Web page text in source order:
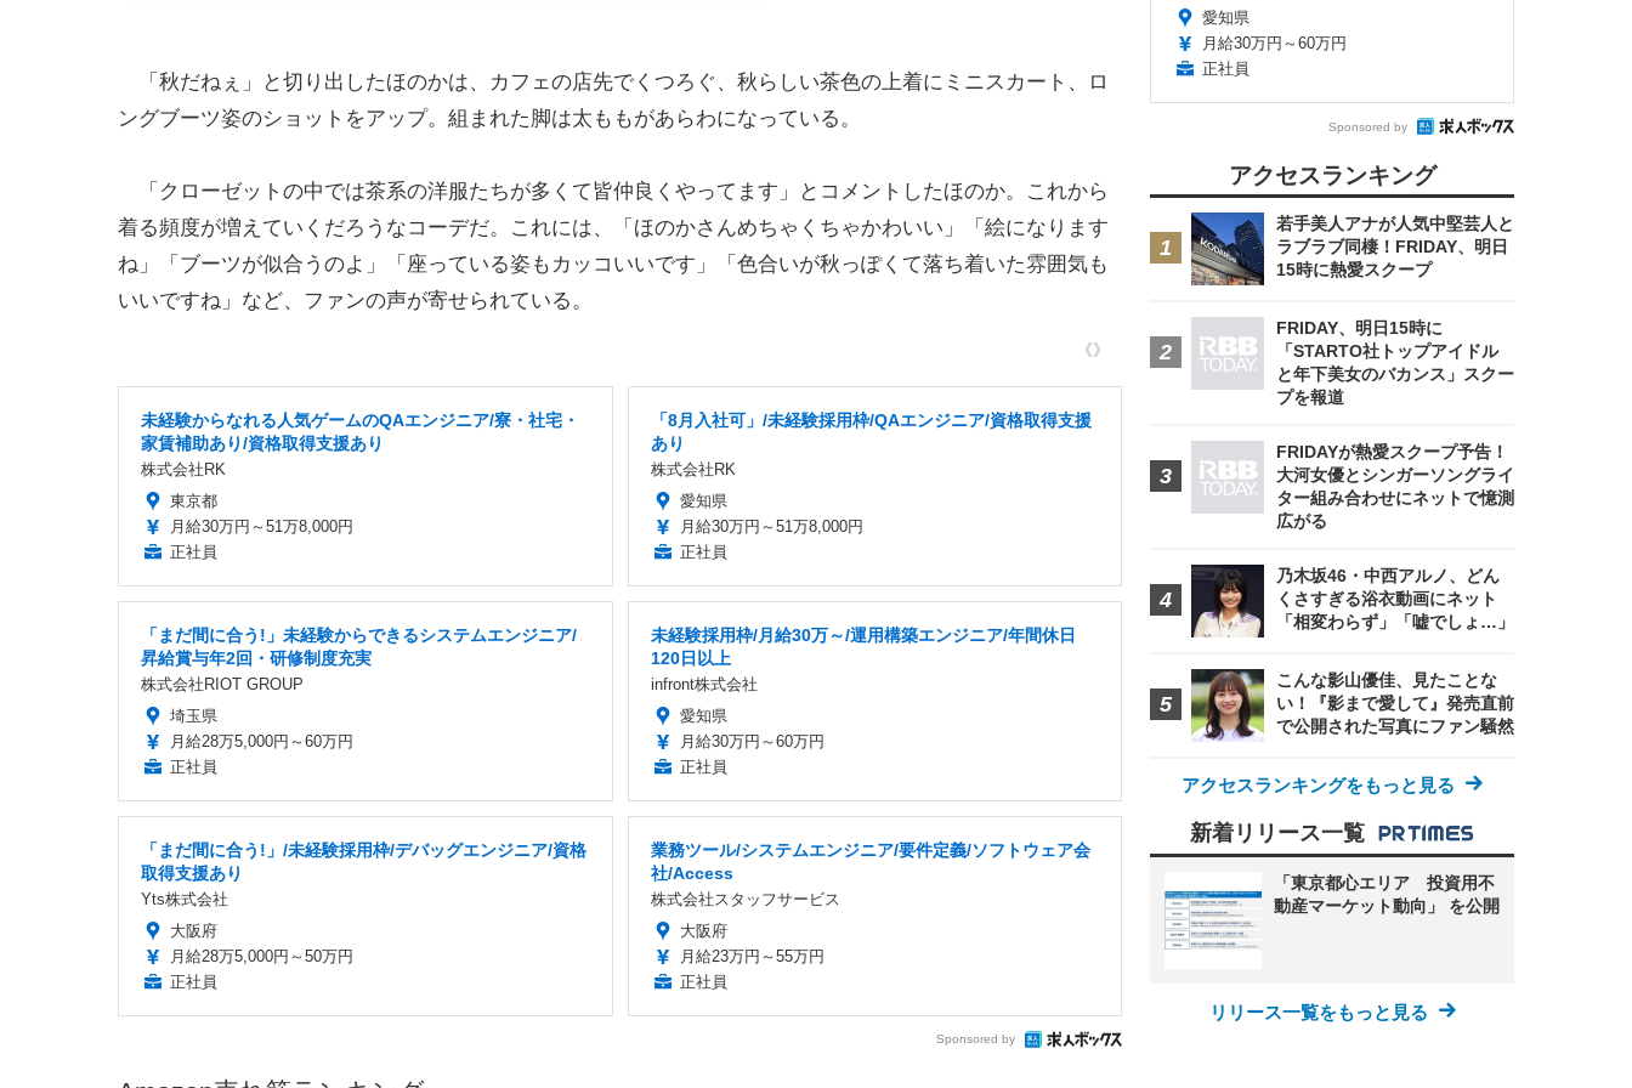
「秋だねぇ」と切り出したほのかは、カフェの店先でくつろぐ、秋らしい茶色の上着にミニスカート、ロ
ングブーツ姿のショットをアップ。組まれた脚は太ももがあらわになっている。
「クローゼットの中では茶系の洋服たちが多くて皆仲良くやってます」とコメントしたほのか。これから
着る頻度が増えていくだろうなコーデだ。これには、「ほのかさんめちゃくちゃかわいい」「絵になります
ね」「ブーツが似合うのよ」「座っている姿もカッコいいです」「色合いが秋っぽくて落ち着いた雰囲気も
いいですね」など、ファンの声が寄せられている。
《》
未経験からなれる人気ゲームのQAエンジニア/寮・社宅・
家賃補助あり/資格取得支援あり
株式会社RK
東京都
月給30万円～51万8,000円
正社員
「8月入社可」/未経験採用枠/QAエンジニア/資格取得支援
あり
株式会社RK
愛知県
月給30万円～51万8,000円
正社員
「まだ間に合う!」未経験からできるシステムエンジニア/
昇給賞与年2回・研修制度充実
株式会社RIOT GROUP
埼玉県
月給28万5,000円～60万円
正社員
未経験採用枠/月給30万～/運用構築エンジニア/年間休日
120日以上
infront株式会社
愛知県
月給30万円～60万円
正社員
「まだ間に合う!」/未経験採用枠/デバッグエンジニア/資格
取得支援あり
Yts株式会社
大阪府
月給28万5,000円～50万円
正社員
業務ツール/システムエンジニア/要件定義/ソフトウェア会
社/Access
株式会社スタッフサービス
大阪府
月給23万円～55万円
正社員
Sponsored by
愛知県
月給30万円～60万円
正社員
Sponsored by
アクセスランキング
若手美人アナが人気中堅芸人と
ラブラブ同棲！FRIDAY、明日
15時に熱愛スクープ
FRIDAY、明日15時に
「STARTO社トップアイドル
と年下美女のバカンス」スクー
プを報道
FRIDAYが熱愛スクープ予告！
大河女優とシンガーソングライ
ター組み合わせにネットで憶測
広がる
乃木坂46・中西アルノ、どん
くさすぎる浴衣動画にネット
「相変わらず」「嘘でしょ…」
こんな影山優佳、見たことな
い！『影まで愛して』発売直前
で公開された写真にファン騒然
アクセスランキングをもっと見る
新着リリース一覧
「東京都心エリア 投資用不
動産マーケット動向」 を公開
リリース一覧をもっと見る